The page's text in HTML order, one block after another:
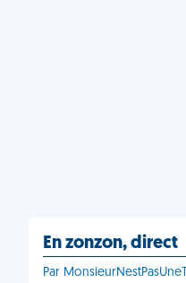
En zonzon, direct
Par